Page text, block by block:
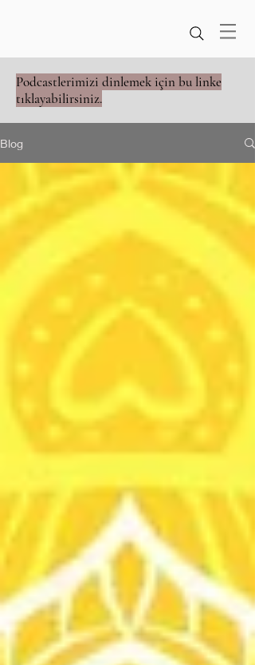
Podcastlerimizi dinlemek için bu linke
tıklayabilirsiniz.
Blog